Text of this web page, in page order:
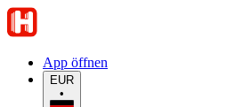
App öffnen
EUR
•